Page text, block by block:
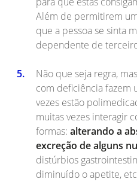
Além de permitirem
que a pessoa se sinta
dependente de
Não que seja regra,
com deficiência fazem
vezes estão
muitas vezes interagir
formas: alterando a
excreção de alguns
distúrbios
diminuído o apetite,